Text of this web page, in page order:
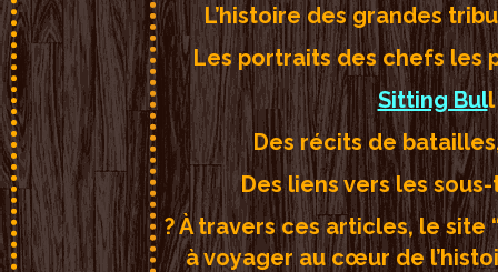
L’histoire des grandes
Les portraits des chefs les
Sitting Bull
Des récits de
Des liens vers les
? À travers ces articles, le site
à voyager au cœur de